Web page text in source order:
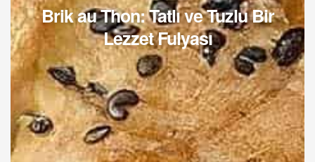
Brik au Thon: Tatlı ve Tuzlu Bir
Lezzet Fulyası